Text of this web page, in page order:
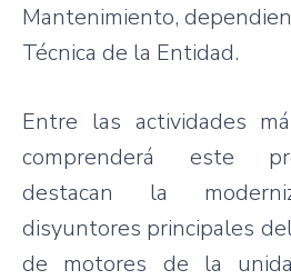
Mantenimiento,
Técnica de la Entidad.
Entre las actividades
comprenderá este
destacan la
disyuntores principales
de motores de la